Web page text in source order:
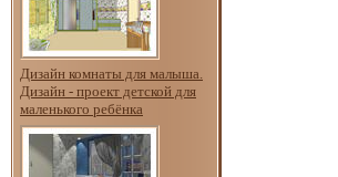
Дизайн комнаты для малыша.
Дизайн - проект детской для
маленького ребёнка